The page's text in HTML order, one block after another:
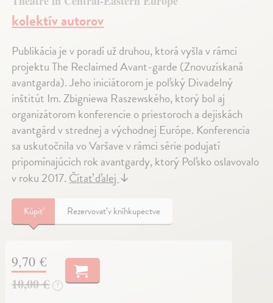
kolektív autorov
Publikácia je v poradí už druhou, ktorá vyšla v rámci
projektu The Reclaimed Avant-garde (Znovuzískaná
avantgarda). Jeho iniciátorom je poľský Divadelný
inštitút Im. Zbigniewa Raszewského, ktorý bol aj
organizátorom konferencie o priestoroch a dejiskách
avantgárd v strednej a východnej Európe. Konferencia
sa uskutočnila vo Varšave v rámci série podujatí
pripomínajúcich rok avantgardy, ktorý Poľsko oslavovalo
v roku 2017.Čítať ďalej↓
Kúpiť Rezervovať v kníhkupectve
9,70 €
10,00 € ?